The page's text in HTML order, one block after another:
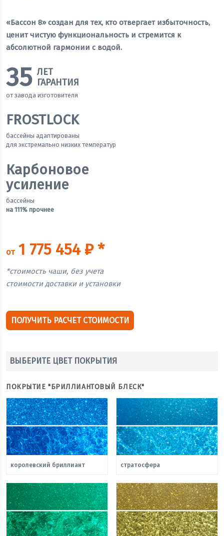
«Бассон 8» создан для тех, кто отвергает избыточность,
ценит чистую функциональность и стремится к
абсолютной гармонии с водой.
35 ЛЕТ
ГАРАНТИЯ
от завода изготовителя
FROSTLOCK
бассейны адаптированы
для экстремально низких температур
Карбоновое
усиление
бассейны
на 111% прочнее
от1 775 454 ₽ *
*стоимость чаши, без учета
стоимости доставки и установки
ПОЛУЧИТЬ РАСЧЕТ СТОИМОСТИ
ВЫБЕРИТЕ ЦВЕТ ПОКРЫТИЯ
ПОКРЫТИЕ "БРИЛЛИАНТОВЫЙ БЛЕСК"
королевский бриллиант стратосфера